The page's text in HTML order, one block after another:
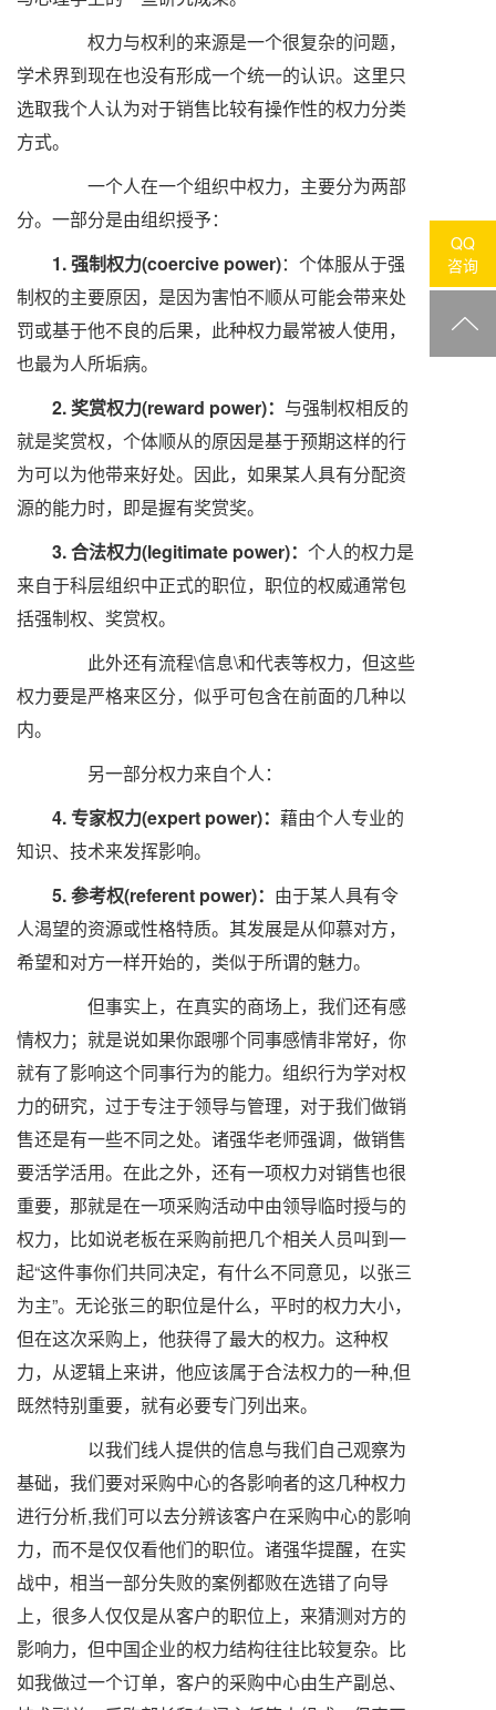
权力与权利的来源是一个很复杂的问题，
学术界到现在也没有形成一个统一的认识。这里只
选取我个人认为对于销售比较有操作性的权力分类
方式。
一个人在一个组织中权力，主要分为两部
分。一部分是由组织授予：
1.强制权力(coercive power)：个体服从于强
制权的主要原因，是因为害怕不顺从可能会带来处
罚或基于他不良的后果，此种权力最常被人使用，
也最为人所垢病。
2. 奖赏权力(reward power)： 与强制权相反的
就是奖赏权，个体顺从的原因是基于预期这样的行
为可以为他带来好处。因此，如果某人具有分配资
源的能力时，即是握有奖赏奖。
3.合法权力(legitimate power)： 个人的权力是
来自于科层组织中正式的职位，职位的权威通常包
括强制权、奖赏权。
此外还有流程\信息\和代表等权力，但这些
权力要是严格来区分，似乎可包含在前面的几种以
内。
另一部分权力来自个人：
4. 专家权力(expert power)： 藉由个人专业的
知识、技术来发挥影响。
5. 参考权(referent power)： 由于某人具有令
人渴望的资源或性格特质。其发展是从仰慕对方，
希望和对方一样开始的，类似于所谓的魅力。
但事实上，在真实的商场上，我们还有感
情权力；就是说如果你跟哪个同事感情非常好，你
就有了影响这个同事行为的能力。组织行为学对权
力的研究，过于专注于领导与管理，对于我们做销
售还是有一些不同之处。诸强华老师强调，做销售
要活学活用。在此之外，还有一项权力对销售也很
重要，那就是在一项采购活动中由领导临时授与的
权力，比如说老板在采购前把几个相关人员叫到一
起“这件事你们共同决定，有什么不同意见，以张三
为主”。无论张三的职位是什么，平时的权力大小，
但在这次采购上，他获得了最大的权力。这种权
力，从逻辑上来讲，他应该属于合法权力的一种,但
既然特别重要，就有必要专门列出来。
以我们线人提供的信息与我们自己观察为
基础，我们要对采购中心的各影响者的这几种权力
进行分析,我们可以去分辨该客户在采购中心的影响
力，而不是仅仅看他们的职位。诸强华提醒，在实
战中，相当一部分失败的案例都败在选错了向导
上，很多人仅仅是从客户的职位上，来猜测对方的
影响力，但中国企业的权力结构往往比较复杂。比
如我做过一个订单，客户的采购中心由生产副总、
QQ
咨询